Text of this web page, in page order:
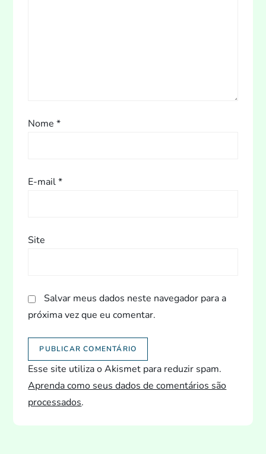
s
Nome*
E-mail*
Site
Salvar meus dados neste navegador para a
próxima vez que eu comentar.
Esse site utiliza o Akismet para reduzir spam.
Aprenda como seus dados de comentários são
processados.